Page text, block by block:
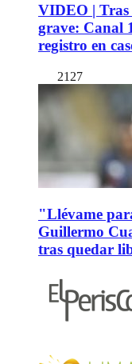
VIDEO | Tras
grave: Canal
registro en
2127
"Llévame
Guillermo
tras quedar